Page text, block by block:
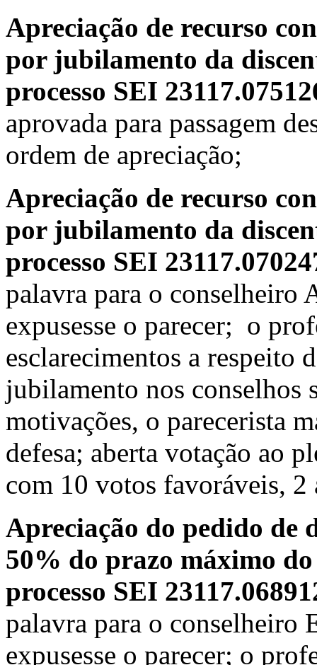
Apreciação de recurso
por jubilamento da
processo SEI
aprovada para passagem
ordem de apreciação;
Apreciação de recurso
por jubilamento da
processo SEI
palavra para o conselheiro
expusesse o parecer; o
esclarecimentos a respeito
jubilamento nos conselhos
motivações, o parecerista
defesa; aberta votação ao
com 10 votos favoráveis,
Apreciação do pedido de
50% do prazo máximo
processo SEI
palavra para o conselheiro
expusesse o parecer; o